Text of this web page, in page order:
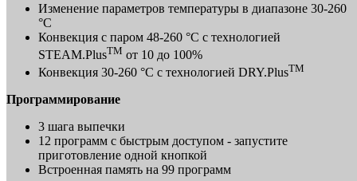
Изменение параметров температуры в диапазоне 30-260
°C
Конвекция с паром 48-260 °C с технологией
STEAM.PlusTM от 10 до 100%
Конвекция 30-260 °C с технологией DRY.PlusTM
Программирование
3 шага выпечки
12 программ с быстрым доступом - запустите
приготовление одной кнопкой
Встроенная память на 99 программ